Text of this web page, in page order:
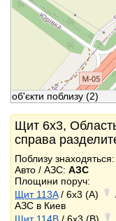
об'єкти поблизу (2)
Щит 6x3,
справа
Поблизу знаходяться:
Авто / АЗС: АЗС
Площини поруч:
Щит 113A/ 6x3 (A)
АЗС в Киев